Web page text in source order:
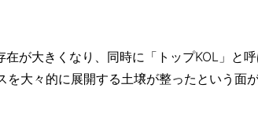
が大きくなり、同時に「トップKOL」と
大々的に展開する土壌が整ったという面が